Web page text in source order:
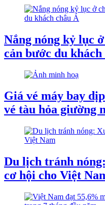
Nắng nóng kỷ lục
cản bước du khách
Giá vé máy bay
vé tàu hỏa giường
Du lịch tránh
cơ hội cho Việt